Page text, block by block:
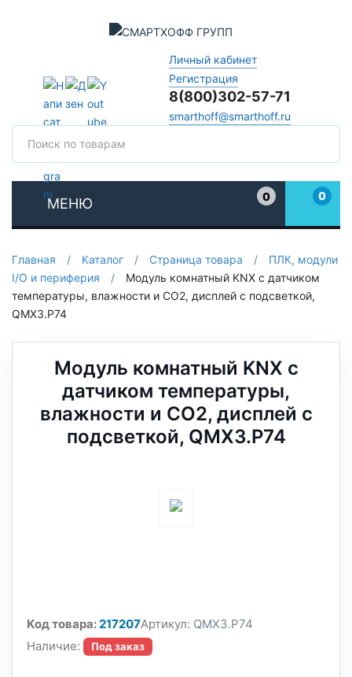
Личный кабинет
Регистрация
8(800)302-57-71
smarthoff@smarthoff.ru
МЕНЮ
0
0
Главная / Каталог / Страница товара /
ПЛК, модули
I/O и периферия
/
Модуль комнатный KNX с датчиком
температуры, влажности и CO2, дисплей с подсветкой,
QMX3.P74
Модуль комнатный KNX с
датчиком температуры,
влажности и CO2, дисплей с
подсветкой, QMX3.P74
Код товара:217207Артикул: QMX3.P74
Наличие:
Под заказ